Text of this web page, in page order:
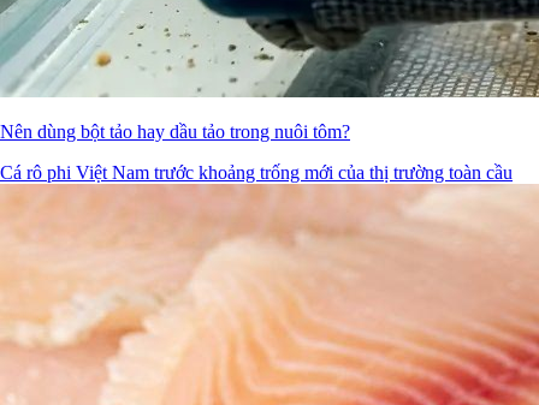
Nên dùng bột tảo hay dầu tảo trong nuôi tôm?
Cá rô phi Việt Nam trước khoảng trống mới của thị trường toàn cầu